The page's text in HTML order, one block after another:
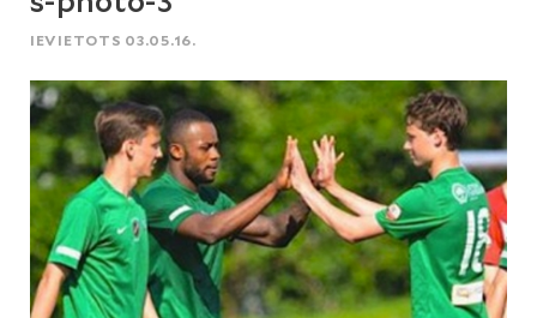
IEVIETOTS 03.05.16.